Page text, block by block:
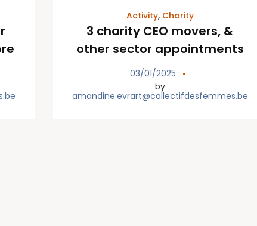
Activity, Charity
3 charity CEO movers, &
other sector appointments
03/01/2025
by
amandine.evrart@collectifdesfemmes.be